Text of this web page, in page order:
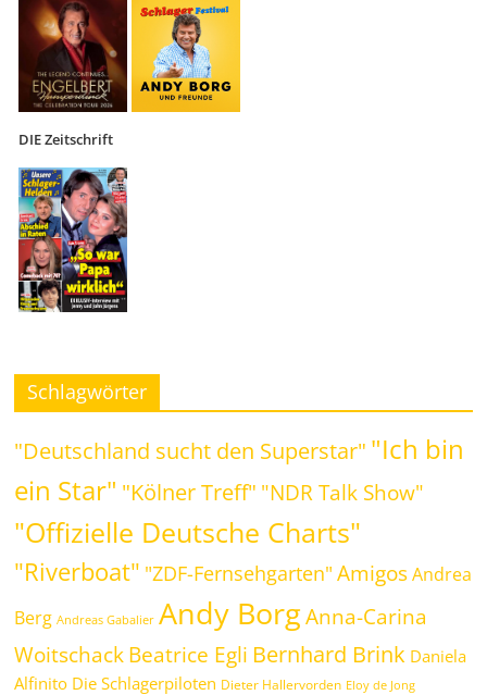
DIE Zeitschrift
Schlagwörter
"Deutschland sucht den Superstar" "Ich bin
ein Star" "Kölner Treff" "NDR Talk Show"
"Offizielle Deutsche Charts"
"Riverboat" "ZDF-Fernsehgarten" Amigos Andrea
Berg Andreas Gabalier Andy Borg Anna-Carina
WoitschackBeatrice Egli Bernhard Brink Daniela
Alfinito Die Schlagerpiloten Dieter Hallervorden Eloy de Jong